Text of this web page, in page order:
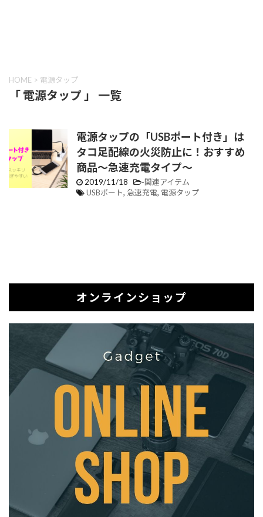
HOME > 電源タップ
「 電源タップ 」 一覧
電源タップの「USBポート付き」は
タコ足配線の火災防止に！おすすめ
商品〜急速充電タイプ〜
2019/11/18 -関連アイテム
USBポート, 急速充電, 電源タップ
オンラインショップ